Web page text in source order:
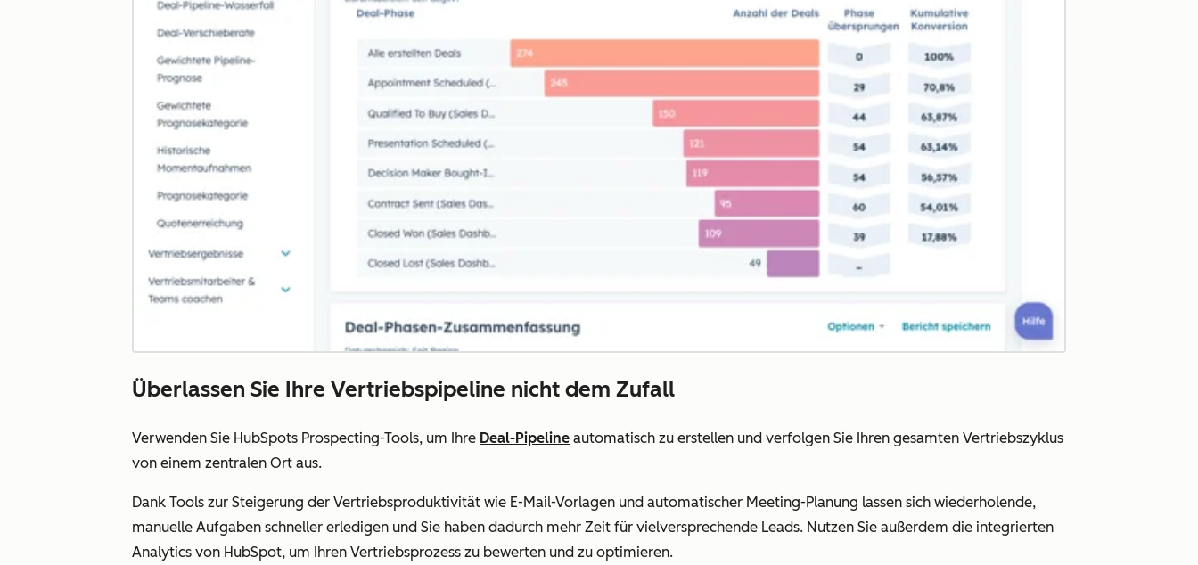
Überlassen Sie Ihre Vertriebspipeline nicht dem Zufall
Verwenden Sie HubSpots Prospecting-Tools, um Ihre Deal-Pipeline automatisch zu erstellen und verfolgen Sie Ihren gesamten Vertriebszyklus
von einem zentralen Ort aus.
Dank Tools zur Steigerung der Vertriebsproduktivität wie E-Mail-Vorlagen und automatischer Meeting-Planung lassen sich wiederholende,
manuelle Aufgaben schneller erledigen und Sie haben dadurch mehr Zeit für vielversprechende Leads. Nutzen Sie außerdem die integrierten
Analytics von HubSpot, um Ihren Vertriebsprozess zu bewerten und zu optimieren.